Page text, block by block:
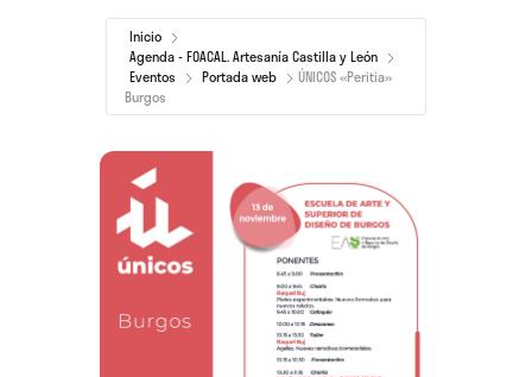
Inicio
Agenda - FOACAL. Artesanía Castilla y León
Eventos
Portada web
ÚNICOS «Peritia»
Burgos